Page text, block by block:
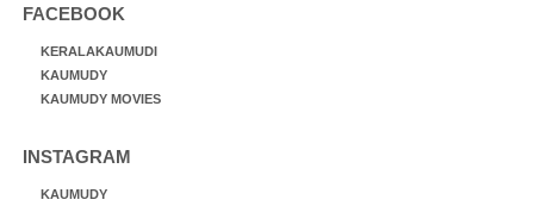
FACEBOOK
KERALAKAUMUDI
KAUMUDY
KAUMUDY MOVIES
INSTAGRAM
KAUMUDY